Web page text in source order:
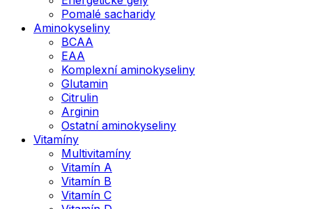
Pomalé sacharidy
Aminokyseliny
BCAA
EAA
Komplexní aminokyseliny
Glutamin
Citrulin
Arginin
Ostatní aminokyseliny
Vitamíny
Multivitamíny
Vitamín A
Vitamín B
Vitamín C